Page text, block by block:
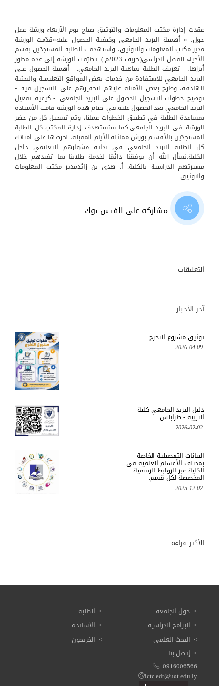
عقدت إدارة مكتب المعلومات والتوثيق صباح يوم الأربعاء ورشة عمل
حول: « أهمية البريد الجامعي وكيفية الحصول عليه»قدّمت الورشة
مدير مكتب المعلومات والتوثيق، واستهدفت الطلبة المستجدّين بقسم
الأحياء للفصل الدراسي(خريف 2023م.). تطرّقت الورشة إلى عدة محاور
أبرزها: - تعريف الطلبة بماهية البريد الجامعي. - أهمية الحصول على
البريد الجامعي للاستفادة من خدمات بعض المواقع التعليمية والبحثية
الهادفة، وطرح بعض الأمثلة عليهم لتحفيزهم على التسجيل فيه. -
توضيح خطوات التسجيل للحصول على البريد الجامعي. - كيفية تفعيل
البريد الجامعي بعد الحصول عليه.في ختام هذه الورشة قامت الأستاذة
بمساعدة الطلبة في تطبيق الخطوات عمليًا، وتم تسجيل كل من حضر
الورشة في البريد الجامعي.كما ستستهدف إدارة المكتب كل الطلبة
المستجدّين بالأقسام بورش مماثلة الأيام المقبلة، لحرصها على امتلاك
كل الطلبة البريد الجامعي في بداية مشوارهم التعليمي داخل
الكلية.نسأل الله أن يوفقنا دائمًا لخدمة طلابنا بما يُفيدهم خلال
مسيرتهم الدراسية بالكلية. أ. هدى بن زائدمدير مكتب المعلومات
والتوثيق
مشاركة على الفيس بوك
التعليقات
آخر الأخبار
توثيق مشروع التخرج
2026-04-09
دليل البريد الجامعي كلية
التربية - طرابلس
2026-02-02
البيانات التفصيلية الخاصة
بمختلف الأقسام العلمية في
الكلية عبر الروابط الرسمية
المخصصة لكل قسم.
2025-12-02
الأكثر قراءة
حول الجامعة
البرامج الدراسية
البحث العلمي
الطلبة
الأساتذة
الخريجون
إتصل بنا
0916006566
ictc.edt@uot.edu.ly